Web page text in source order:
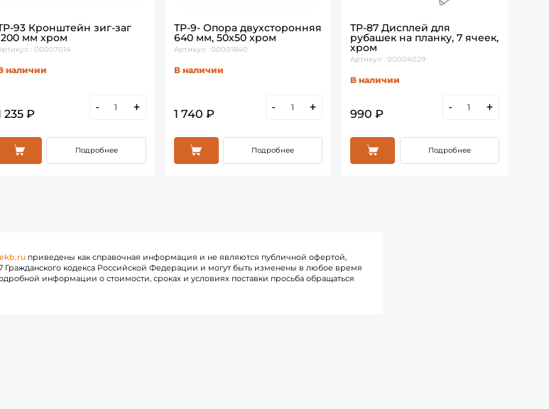
93 Кронштейн зиг-заг
мм хром
: 00007014
наличии
235 ₽
- +
Подробнее
ТР-9- Опора двухсторонняя
640 мм, 50х50 хром
Артикул : 00001840
В наличии
1 740 ₽
- +
Подробнее
ТР-87 Дисплей для
рубашек на планку, 7 ячеек,
хром
Артикул : 00004029
В наличии
990 ₽
- +
Подробнее
приведены как справочная информация и не являются публичной офертой,
кодекса Российской Федерации и могут быть изменены в любое время
информации о стоимости, сроках и условиях поставки просьба обращаться